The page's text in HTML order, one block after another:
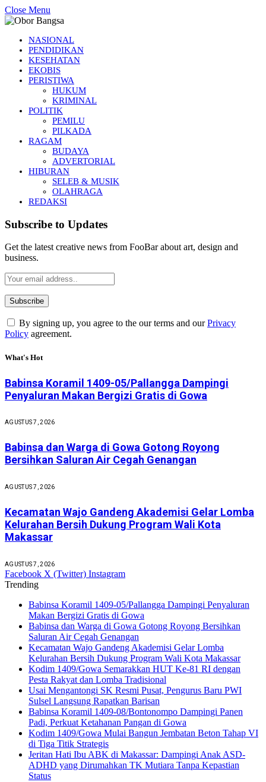
Close Menu
NASIONAL
PENDIDIKAN
KESEHATAN
EKOBIS
PERISTIWA
HUKUM
KRIMINAL
POLITIK
PEMILU
PILKADA
RAGAM
BUDAYA
ADVERTORIAL
HIBURAN
SELEB & MUSIK
OLAHRAGA
REDAKSI
Subscribe to Updates
Get the latest creative news from FooBar about art, design and
business.
By signing up, you agree to the our terms and ourPrivacy
Policy agreement.
What's Hot
Babinsa Koramil 1409-05/Pallangga Dampingi
Penyaluran Makan Bergizi Gratis di Gowa
AGUSTUS 7, 2026
Babinsa dan Warga di Gowa Gotong Royong
Bersihkan Saluran Air Cegah Genangan
AGUSTUS 7, 2026
Kecamatan Wajo Gandeng Akademisi Gelar Lomba
Kelurahan Bersih Dukung Program Wali Kota
Makassar
AGUSTUS 7, 2026
Facebook X (Twitter) Instagram
Trending
Babinsa Koramil 1409-05/Pallangga Dampingi Penyaluran
Makan Bergizi Gratis di Gowa
Babinsa dan Warga di Gowa Gotong Royong Bersihkan
Saluran Air Cegah Genangan
Kecamatan Wajo Gandeng Akademisi Gelar Lomba
Kelurahan Bersih Dukung Program Wali Kota Makassar
Kodim 1409/Gowa Semarakkan HUT Ke-81 RI dengan
Pesta Rakyat dan Lomba Tradisional
Usai Mengantongi SK Resmi Pusat, Pengurus Baru PWI
Sulsel Langsung Rapatkan Barisan
Babinsa Koramil 1409-08/Bontonompo Dampingi Panen
Padi, Perkuat Ketahanan Pangan di Gowa
Kodim 1409/Gowa Mulai Bangun Jembatan Beton Tahap VI
di Tiga Titik Strategis
Jeritan Hati Ibu ABK di Makassar: Dampingi Anak ASD-
ADHD yang Dirumahkan TK Mutiara Tanpa Kepastian
Status